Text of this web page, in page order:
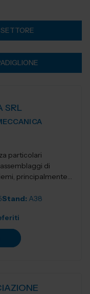
SRL
particolari
di
principalmente
Stand: A38